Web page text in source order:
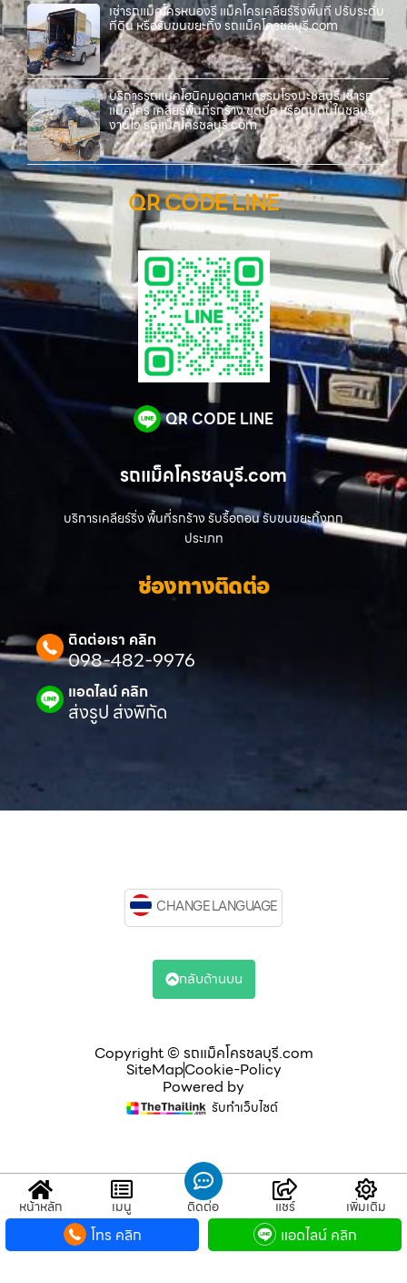
เช่ารถแม็คโครหนองรี แม็คโครเคลียร์ริ่งพื้นที่ ปรับระดับ
ที่ดิน หรือรับขนขยะทิ้ง รถแม็คโครชลบุรี.com
บริการรถแบคโฮนิคมอุตสาหกรรมโรจนะชลบุรี เช่ารถ
แม็คโคร เคลียร์พื้นที่รกร้าง ขุดบ่อ หรือถมดินในชลบุรี
งานไว รถแม็คโครชลบุรี.com
QR CODE LINE
QR CODE LINE
รถแม็คโครชลบุรี.com
บริการเคลียร์ริ่ง พื้นที่รกร้าง รับรื้อถอน รับขนขยะทิ้งทุก
ประเภท
ช่องทางติดต่อ
ติดต่อเรา คลิก
098-482-9976
แอดไลน์ คลิก
ส่งรูป ส่งพิกัด
Copyright © รถแม็คโครชลบุรี.com
SiteMapCookie-Policy
Powered by
รับทำเว็บไซต์
CHANGE LANGUAGE
กลับด้านบน
หน้าหลัก เมนู ติดต่อ แชร์ เพิ่มเติม
โทร คลิก แอดไลน์ คลิก